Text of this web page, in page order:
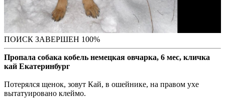
ПОИСК ЗАВЕРШЕН 100%
Пропала собака кобель немецкая овчарка, 6 мес, кличка
кай Екатеринбург
Потерялся щенок, зовут Кай, в ошейнике, на правом ухе
вытатуировано клеймо.